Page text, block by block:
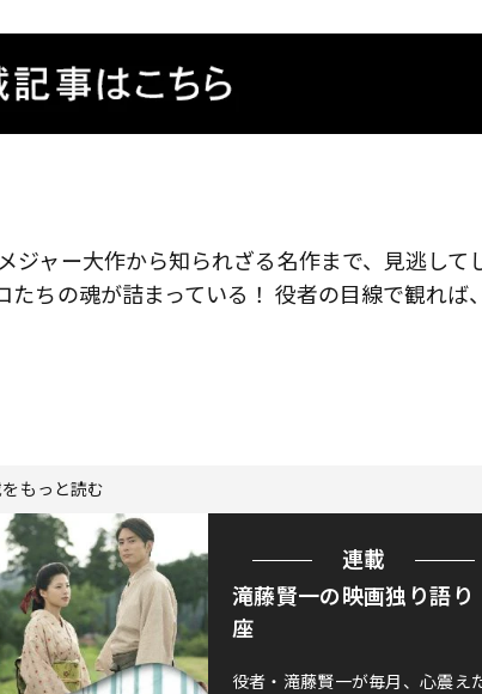
ジャー大作から知られざる名作まで、見逃して
ちの魂が詰まっている！ 役者の目線で観れば
もっと読む
連載
滝藤賢一の映画独り語り
座
役者・滝藤賢一が毎月、心震え